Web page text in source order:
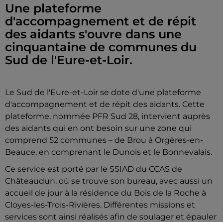
Une plateforme
d'accompagnement et de répit
des aidants s'ouvre dans une
cinquantaine de communes du
Sud de l'Eure-et-Loir.
Le Sud de l'Eure-et-Loir se dote d'une plateforme
d'accompagnement et de répit des aidants. Cette
plateforme, nommée PFR Sud 28, intervient auprès
des aidants qui en ont besoin sur une zone qui
comprend 52 communes – de Brou à Orgères-en-
Beauce, en comprenant le Dunois et le Bonnevalais.
Ce service est porté par le SSIAD du CCAS de
Châteaudun, où se trouve son bureau, avec aussi un
accueil de jour à la résidence du Bois de la Roche à
Cloyes-les-Trois-Rivières. Différentes missions et
services sont ainsi réalisés afin de soulager et épauler